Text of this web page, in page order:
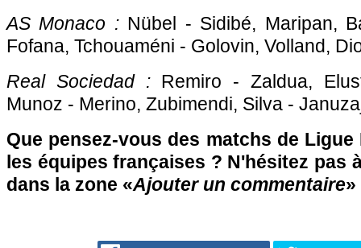
AS Monaco :Nübel - Sidibé, Maripan,
Fofana, Tchouaméni - Golovin, Volland,
Real Sociedad :Remiro - Zaldua,
Munoz - Merino, Zubimendi, Silva -
Que pensez-vous des matchs de
les équipes françaises ? N'hésitez pas
dans la zone «Ajouter un commentaire